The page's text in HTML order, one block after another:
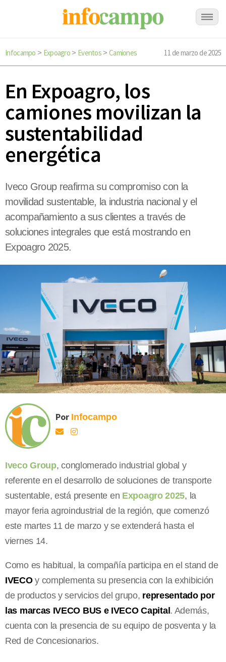
Infocampo > Expoagro> Eventos> Camiones 11 de marzo de 2025
En Expoagro, los
camiones movilizan la
sustentabilidad
energética
Iveco Group reafirma su compromiso con la
movilidad sustentable, la industria nacional y el
acompañamiento a sus clientes a través de
soluciones integrales que está mostrando en
Expoagro 2025.
Por Infocampo
Iveco Group, conglomerado industrial global y
referente en el desarrollo de soluciones de transporte
sustentable, está presente en Expoagro 2025, la
mayor feria agroindustrial de la región, que comenzó
este martes 11 de marzo y se extenderá hasta el
viernes 14.
Como es habitual, la compañía participa en el stand de
IVECOy complementa su presencia con la exhibición
de productos y servicios del grupo, representado por
las marcas IVECO BUS e IVECO Capital . Además,
cuenta con la presencia de su equipo de posventa y la
Red de Concesionarios.